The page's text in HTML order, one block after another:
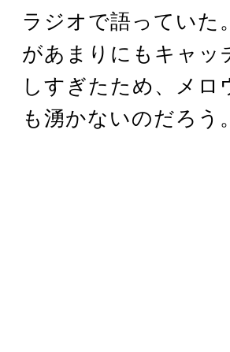
ラジオで語っていた
があまりにもキャッ
しすぎたため、メ
も湧かないのだろう。